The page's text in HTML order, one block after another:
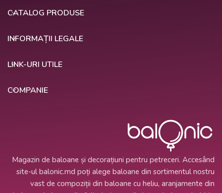
CATALOG PRODUSE
INFORMAȚII LEGALE
LINK-URI UTILE
COMPANIE
Magazin de baloane și decorațiuni pentru petreceri. Accesând
site-ul balonic.md poți alege baloane din sortimentul nostru
vast de compoziții din baloane cu heliu, aranjamente din